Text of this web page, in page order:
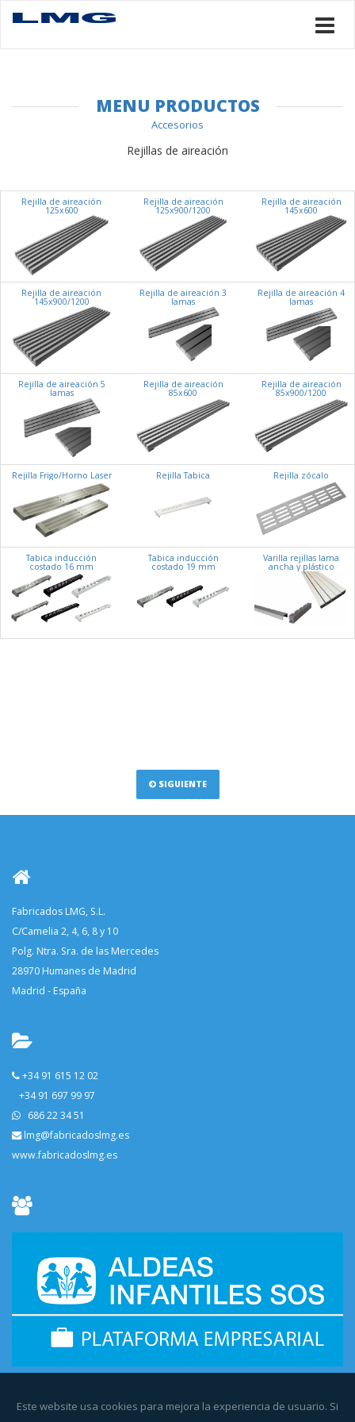
MENU PRODUCTOS
Accesorios
Rejillas de aireación
Rejilla de aireación
125x600
Rejilla de aireación
125x900/1200
Rejilla de aireación
145x600
Rejilla de aireación
145x900/1200
Rejilla de aireación 3
lamas
Rejilla de aireación 4
lamas
Rejilla de aireación 5
lamas
Rejilla de aireación
85x600
Rejilla de aireación
85x900/1200
Rejilla Frigo/Horno Laser Rejilla Tabica Rejilla zócalo
Tabica inducción
costado 16 mm
Tabica inducción
costado 19 mm
Varilla rejillas lama
ancha y plástico
SIGUIENTE
Fabricados LMG, S.L.
C/Camelia 2, 4, 6, 8 y 10
Polg. Ntra. Sra. de las Mercedes
28970 Humanes de Madrid
Madrid - España
+34 91 615 12 02
+34 91 697 99 97
686 22 34 51
lmg@fabricadoslmg.es
www.fabricadoslmg.es
Este website usa cookies para mejora la experiencia de usuario. Si